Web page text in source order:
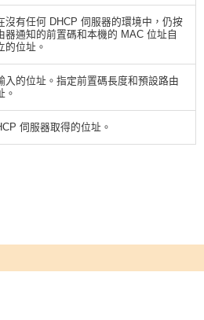
沒有任何 DHCP 伺服器的環境中，仍按
器通知的前置碼和本機的 MAC 位址自
的位址。
入的位址。指定前置碼長度和預設路由
。
伺服器取得的位址。